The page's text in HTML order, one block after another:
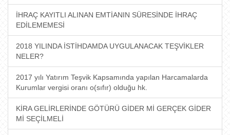
İHRAÇ KAYITLI ALINAN EMTİANIN SÜRESİNDE İHRAÇ
EDİLEMEMESİ
2018 YILINDA İSTİHDAMDA UYGULANACAK TEŞVİKLER
NELER?
2017 yılı Yatırım Teşvik Kapsamında yapılan Harcamalarda
Kurumlar vergisi oranı o(sıfır) olduğu hk.
KİRA GELİRLERİNDE GÖTÜRÜ GİDER Mİ GERÇEK GİDER
Mİ SEÇİLMELİ